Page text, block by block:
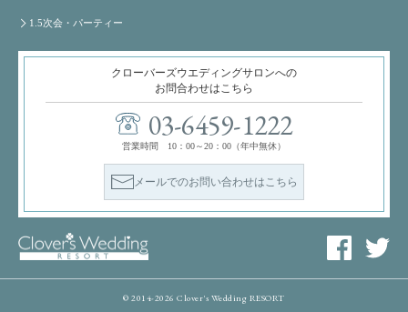
1.5次会・パーティー
クローバーズウエディングサロンへの
お問合わせはこちら
03-6459-1222
営業時間 10：00～20：00（年中無休）
メールでのお問い合わせはこちら
© 2014-2026 Clover's Wedding RESORT